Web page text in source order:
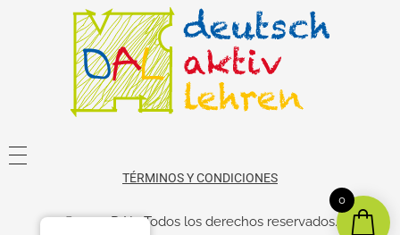
TÉRMINOS Y CONDICIONES
© 2022 DAL. Todos los derechos reservados.
0